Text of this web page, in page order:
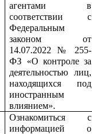
агентами в
соответствии с
Федеральным
законом от
14.07.2022 № 255-
ФЗ «О контроле за
деятельностью лиц,
находящихся под
иностранным
влиянием».
Ознакомиться с
информацией о